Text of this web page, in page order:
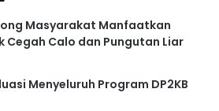
Masyarakat Manfaatkan
Cegah Calo dan Pungutan Liar
Menyeluruh Program DP2KB